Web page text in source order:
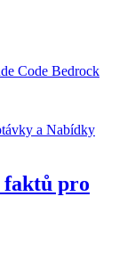
Code Bedrock
faktů pro